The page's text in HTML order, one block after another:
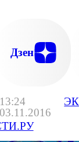
13:24
03.11.2016
Дзен